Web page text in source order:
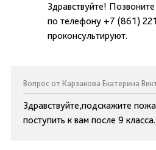
Здравствуйте!
по телефону +7 (861)
проконсультируют.
Вопрос от Карзакова Екатерина
Здравствуйте,подскажите
поступить к вам после 9 класса.